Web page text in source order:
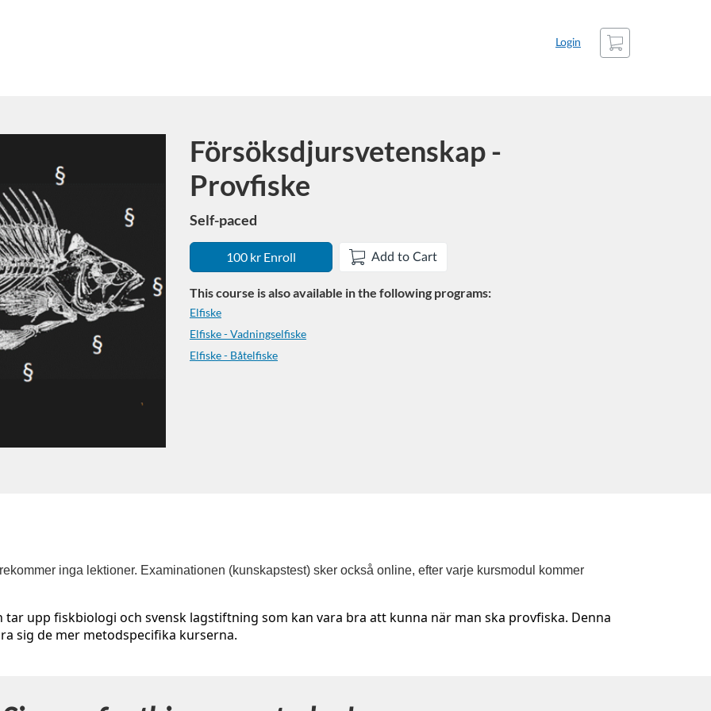
Login
Cart
Course
Försöksdjursvetenskap -
Provfiske
Self-paced
100 kr Enroll Add to Cart
This course is also available in the following programs:
Elfiske
Elfiske - Vadningselfiske
Elfiske - Båtelfiske
inga lektioner. Examinationen (kunskapstest) sker också online, efter varje kursmodul kommer
tar upp fiskbiologi och svensk lagstiftning som kan vara bra att kunna när man ska provfiska. Denna
sig de mer metodspecifika kurserna.